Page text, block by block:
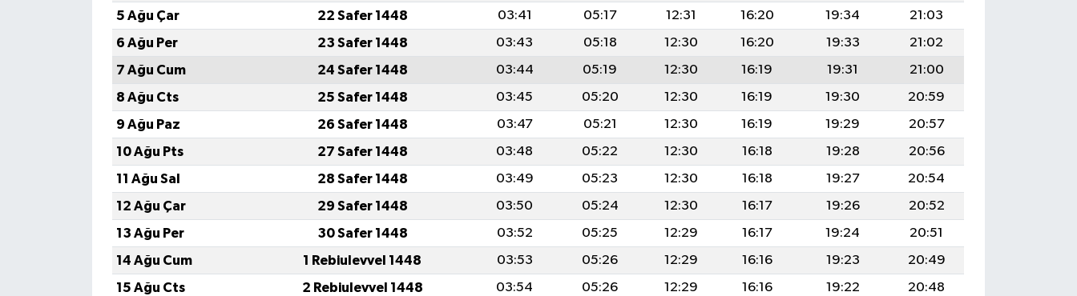
5 Ağu Çar
22 Safer 1448 03:41 05:17 12:31 16:20 19:34
21:03
6 Ağu Per
23 Safer 1448 03:43 05:18 12:30 16:20 19:33
21:02
7 Ağu Cum
24 Safer 1448 03:44 05:19 12:30 16:19 19:31
21:00
8 Ağu Cts
25 Safer 1448 03:45 05:20 12:30 16:19 19:30
20:59
9 Ağu Paz
26 Safer 1448 03:47 05:21 12:30 16:19 19:29
20:57
10 Ağu Pts
27 Safer 1448 03:48 05:22 12:30 16:18 19:28
20:56
11 Ağu Sal
28 Safer 1448 03:49 05:23 12:30 16:18 19:27
20:54
12 Ağu Çar
29 Safer 1448 03:50 05:24 12:30 16:17 19:26
20:52
13 Ağu Per
30 Safer 1448 03:52 05:25 12:29 16:17 19:24
20:51
14 Ağu Cum
1 Rebiulevvel 1448 03:53 05:26 12:29 16:16 19:23
20:49
15 Ağu Cts
2 Rebiulevvel 1448 03:54 05:26 12:29 16:16 19:22
20:48